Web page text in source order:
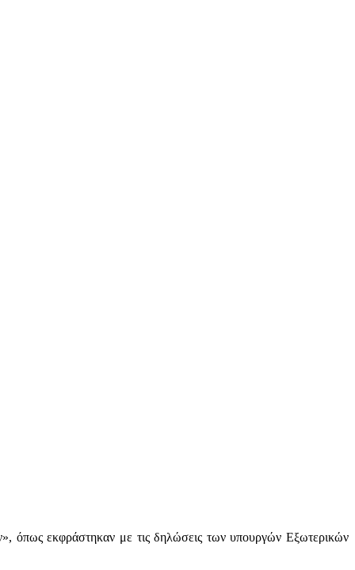
όπως εκφράστηκαν με τις δηλώσεις των υπουργών Εξωτερικών